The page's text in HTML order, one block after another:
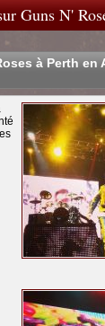
Guns N'
à Perth en